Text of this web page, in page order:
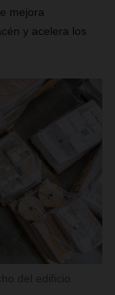
mejora
y acelera los